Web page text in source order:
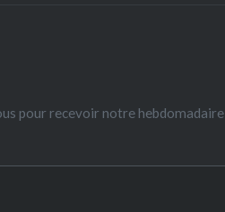
pour recevoir notre hebdomadaire